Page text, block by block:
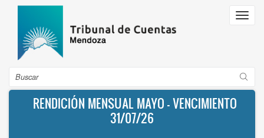
Pasar
contenido
principal
Buscar
RENDICIÓN MENSUAL MAYO - VENCIMIENTO
31/07/26